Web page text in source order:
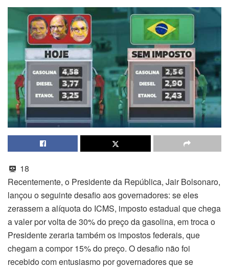
18
Recentemente, o Presidente da República, Jair Bolsonaro,
lançou o seguinte desafio aos governadores: se eles
zerassem a alíquota do ICMS, imposto estadual que chega
a valer por volta de 30% do preço da gasolina, em troca o
Presidente zeraria também os impostos federais, que
chegam a compor 15% do preço. O desafio não foi
recebido com entusiasmo por governadores que se